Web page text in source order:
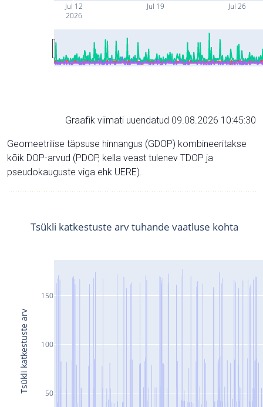
Jul 12
2026
Jul 19 Jul 26
Graafik viimati uuendatud 09.08.2026 10:45:30
Geomeetrilise täpsuse hinnangus (GDOP) kombineeritakse
kõik DOP-arvud (PDOP, kella veast tulenev TDOP ja
pseudokauguste viga ehk UERE).
50
100
150
Tsükli katkestuste arv tuhande vaatluse kohta
Tsükli katkestuste arv